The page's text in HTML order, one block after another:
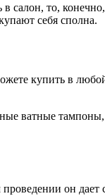
салон, то,
себя сполна.
купить в
ватные
он дает